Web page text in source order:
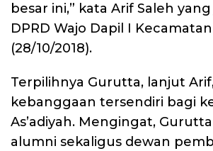
besar ini,” kata Arif Saleh
DPRD Wajo Dapil I
(28/10/2018).
Terpilihnya Gurutta, lanjut
kebanggaan tersendiri bagi
As’adiyah. Mengingat,
alumni sekaligus dewan